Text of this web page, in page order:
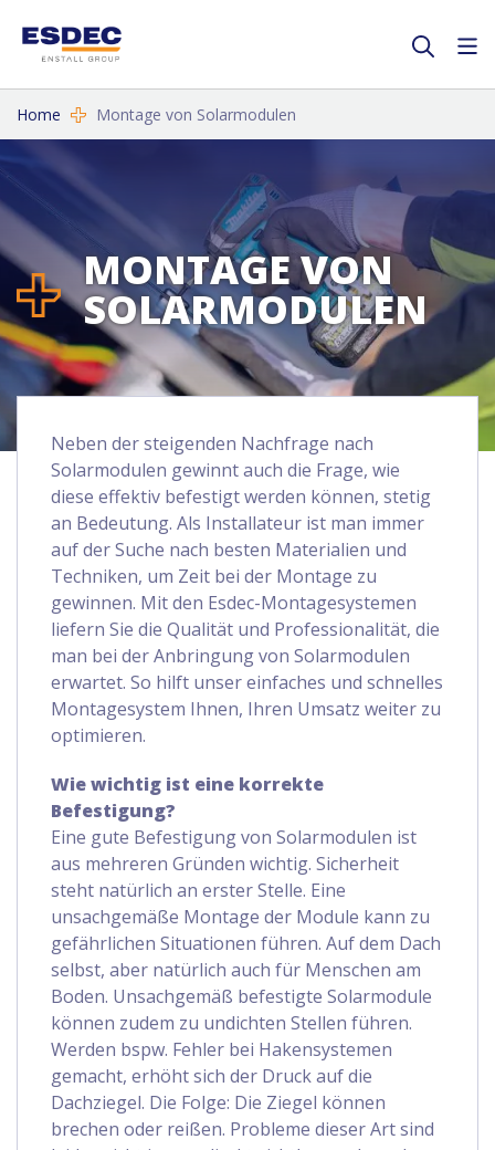
Home Montage von Solarmodulen
MONTAGE VON
SOLARMODULEN
Neben der steigenden Nachfrage nach
Solarmodulen gewinnt auch die Frage, wie
diese effektiv befestigt werden können, stetig
an Bedeutung. Als Installateur ist man immer
auf der Suche nach besten Materialien und
Techniken, um Zeit bei der Montage zu
gewinnen. Mit den Esdec-Montagesystemen
liefern Sie die Qualität und Professionalität, die
man bei der Anbringung von Solarmodulen
erwartet. So hilft unser einfaches und schnelles
Montagesystem Ihnen, Ihren Umsatz weiter zu
optimieren.
Wie wichtig ist eine korrekte
Befestigung?
Eine gute Befestigung von Solarmodulen ist
aus mehreren Gründen wichtig. Sicherheit
steht natürlich an erster Stelle. Eine
unsachgemäße Montage der Module kann zu
gefährlichen Situationen führen. Auf dem Dach
selbst, aber natürlich auch für Menschen am
Boden. Unsachgemäß befestigte Solarmodule
können zudem zu undichten Stellen führen.
Werden bspw. Fehler bei Hakensystemen
gemacht, erhöht sich der Druck auf die
Dachziegel. Die Folge: Die Ziegel können
brechen oder reißen. Probleme dieser Art sind